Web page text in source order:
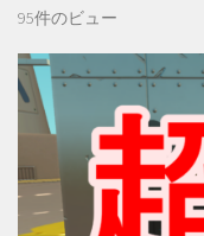
95件のビュー